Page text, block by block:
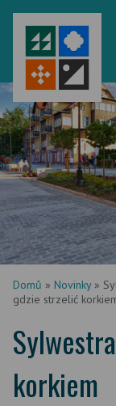
Domů » Novinky»
gdzie strzelić
korkiem